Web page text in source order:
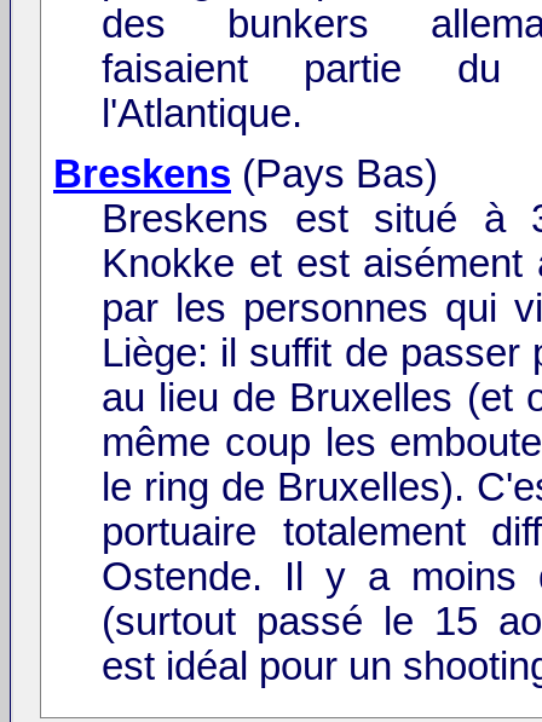
des bunkers
faisaient partie
l'Atlantique.
Breskens (Pays Bas)
Breskens est situé à
Knokke et est aisément
par les personnes qui
Liège: il suffit de passer
au lieu de Bruxelles (et
même coup les
le ring de Bruxelles).
portuaire totalement
Ostende. Il y a moins
(surtout passé le 15
est idéal pour un